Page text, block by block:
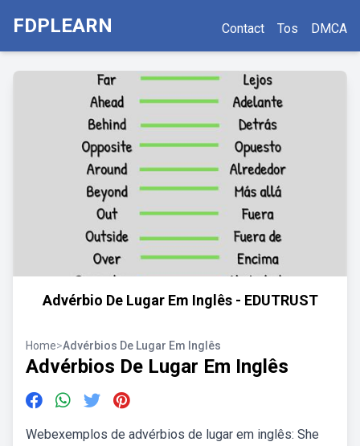
FDPLEARN Contact Tos DMCA
Advérbio De Lugar Em Inglês - EDUTRUST
Home>Advérbios De Lugar Em Inglês
Advérbios De Lugar Em Inglês
Webexemplos de advérbios de lugar em inglês: She